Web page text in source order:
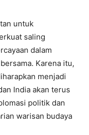
untuk
saling
dalam
Karena itu,
menjadi
India akan terus
politik dan
warisan budaya